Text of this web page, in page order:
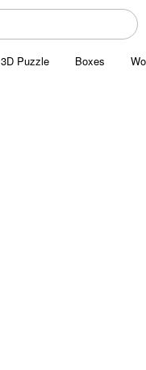
3D Puzzle Boxes